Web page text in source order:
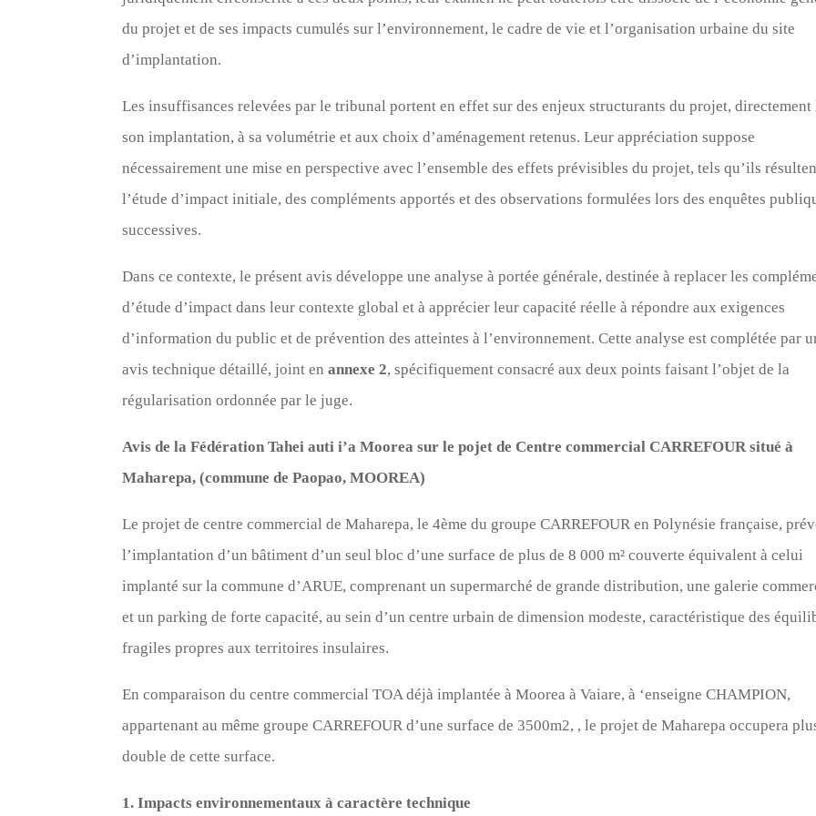
du projet et de ses impacts cumulés sur l’environnement, le cadre de vie et l’organisation urbaine du site
d’implantation.
Les insuffisances relevées par le tribunal portent en effet sur des enjeux structurants du projet, directement
son implantation, à sa volumétrie et aux choix d’aménagement retenus. Leur appréciation suppose
nécessairement une mise en perspective avec l’ensemble des effets prévisibles du projet, tels qu’ils
l’étude d’impact initiale, des compléments apportés et des observations formulées lors des enquêtes
successives.
Dans ce contexte, le présent avis développe une analyse à portée générale, destinée à replacer les
d’étude d’impact dans leur contexte global et à apprécier leur capacité réelle à répondre aux exigences
d’information du public et de prévention des atteintes à l’environnement. Cette analyse est complétée par
avis technique détaillé, joint enannexe 2, spécifiquement consacré aux deux points faisant l’objet de la
régularisation ordonnée par le juge.
Avis de la Fédération Tahei auti i’a Moorea sur le pojet de Centre commercial CARREFOUR situé à
Maharepa, (commune de Paopao, MOOREA)
Le projet de centre commercial de Maharepa, le 4ème du groupe CARREFOUR en Polynésie française,
l’implantation d’un bâtiment d’un seul bloc d’une surface de plus de 8 000 m² couverte équivalent à celui
implanté sur la commune d’ARUE, comprenant un supermarché de grande distribution, une galerie
et un parking de forte capacité, au sein d’un centre urbain de dimension modeste, caractéristique des
fragiles propres aux territoires insulaires.
En comparaison du centre commercial TOA déjà implantée à Moorea à Vaiare, à ‘enseigne CHAMPION,
appartenant au même groupe CARREFOUR d’une surface de 3500m2, , le projet de Maharepa occupera
double de cette surface.
1. Impacts environnementaux à caractère technique